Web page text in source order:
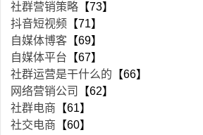
社群营销策略 【73】
抖音短视频 【71】
自媒体博客 【69】
自媒体平台 【67】
社群运营是干什么的 【66】
网络营销公司
【62】
社群电商 【61】
社交电商 【60】